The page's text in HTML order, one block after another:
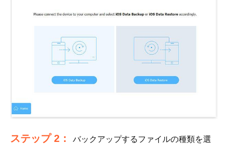
ステップ 2：
バックアップするファイルの種類を選